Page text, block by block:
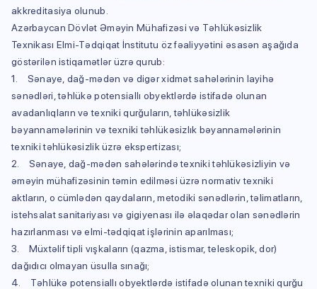
akkreditasiya olunub.
Azərbaycan Dövlət Əməyin Mühafizəsi və Təhlükəsizlik
Texnikası Elmi-Tədqiqat İnstitutu öz fəaliyyətini əsasən aşağıda
göstərilən istiqamətlər üzrə qurub:
1. Sənaye, dağ-mədən və digər xidmət sahələrinin layihə
sənədləri, təhlükə potensiallı obyektlərdə istifadə olunan
avadanlıqların və texniki qurğuların, təhlükəsizlik
bəyannamələrinin və texniki təhlükəsizlık bəyannamələrinin
texniki təhlükəsizlik üzrə ekspertizası;
2. Sənaye, dağ-mədən sahələrində texniki təhlükəsizliyin və
əməyin mühafizəsinin təmin edilməsi üzrə normativ texniki
aktların, o cümlədən qaydaların, metodiki sənədlərin, təlimatların,
istehsalat sanitariyası və gigiyenası ilə əlaqədar olan sənədlərin
hazırlanması və elmi-tədqiqat işlərinin aparılması;
3. Müxtəlif tipli vışkaların (qazma, istismar, teleskopik, dor)
dağıdıcı olmayan üsulla sınağı;
4. Təhlükə potensiallı obyektlərdə istifadə olunan texniki qurğu